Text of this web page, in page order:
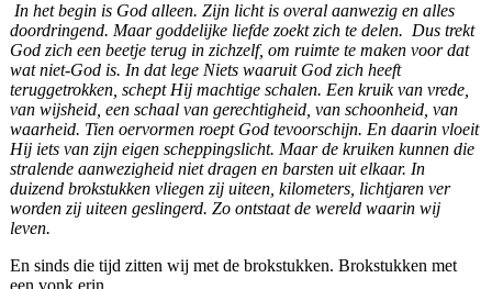
In het begin is God alleen. Zijn licht is overal aanwezig en alles
doordringend. Maar goddelijke liefde zoekt zich te delen. Dus trekt
God zich een beetje terug in zichzelf, om ruimte te maken voor dat
wat niet-God is. In dat lege Niets waaruit God zich heeft
teruggetrokken, schept Hij machtige schalen. Een kruik van vrede,
van wijsheid, een schaal van gerechtigheid, van schoonheid, van
waarheid. Tien oervormen roept God tevoorschijn. En daarin vloeit
Hij iets van zijn eigen scheppingslicht. Maar de kruiken kunnen die
stralende aanwezigheid niet dragen en barsten uit elkaar. In
duizend brokstukken vliegen zij uiteen, kilometers, lichtjaren ver
worden zij uiteen geslingerd. Zo ontstaat de wereld waarin wij
leven.
En sinds die tijd zitten wij met de brokstukken. Brokstukken met